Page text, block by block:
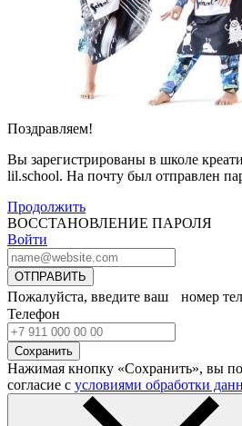
Поздравляем!
Вы зарегистрированы в школе
lil.school. На почту был отправлен
Продолжить
ВОССТАНОВЛЕНИЕ ПАРОЛЯ
Войти
ОТПРАВИТЬ
Пожалуйста, введите ваш номер
Телефон
Сохранить
Нажимая кнопку «Сохранить», вы
согласие с условиями обработки